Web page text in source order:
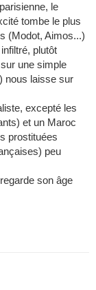
le
tombe le plus
(Modot, Aimos...)
plutôt
une simple
nous laisse sur
excepté les
et un Maroc
prostituées
peu
son âge